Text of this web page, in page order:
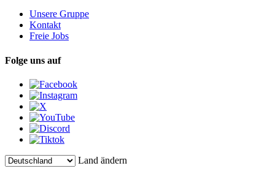
Unsere Gruppe
Kontakt
Freie Jobs
Folge uns auf
Land ändern